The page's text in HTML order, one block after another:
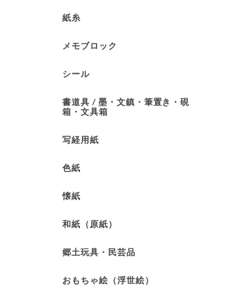
紙糸
メモブロック
シール
書道具 / 墨・文鎮・筆置き・硯
箱・文具箱
写経用紙
色紙
懐紙
和紙（原紙）
郷土玩具・民芸品
おもちゃ絵（浮世絵）